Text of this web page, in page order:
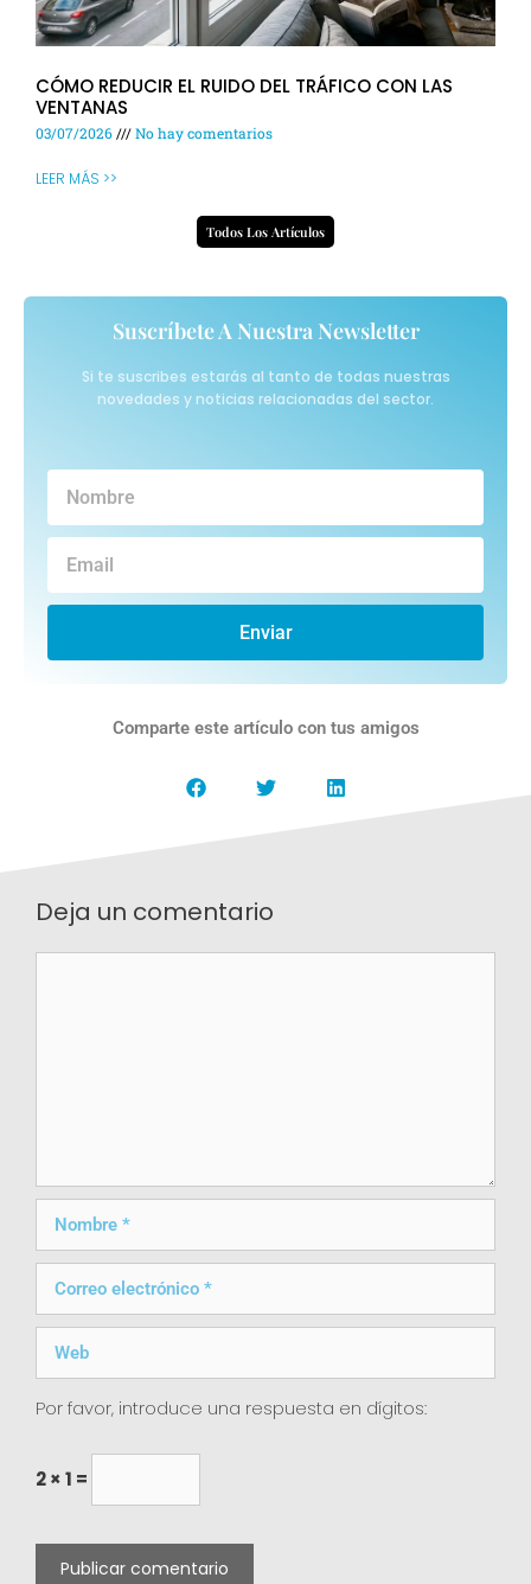
CÓMO REDUCIR EL RUIDO DEL TRÁFICO CON LAS
VENTANAS
03/07/2026 No hay comentarios
LEER MÁS >>
Todos Los Artículos
Suscríbete A Nuestra Newsletter
Si te suscribes estarás al tanto de todas nuestras
novedades y noticias relacionadas del sector.
Enviar
Comparte este artículo con tus amigos
Deja un comentario
Por favor, introduce una respuesta en dígitos:
2 × 1 =